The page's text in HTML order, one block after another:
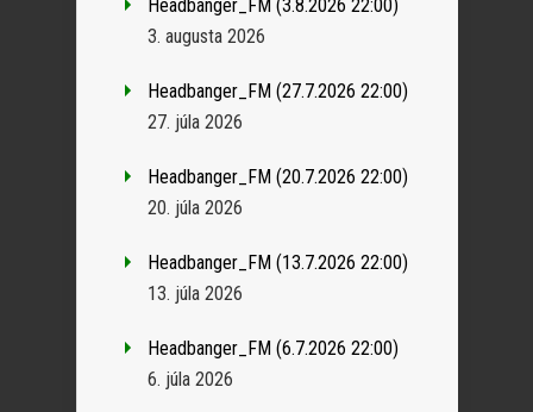
Headbanger_FM (3.8.2026 22:00)
3. augusta 2026
Headbanger_FM (27.7.2026 22:00)
27. júla 2026
Headbanger_FM (20.7.2026 22:00)
20. júla 2026
Headbanger_FM (13.7.2026 22:00)
13. júla 2026
Headbanger_FM (6.7.2026 22:00)
6. júla 2026